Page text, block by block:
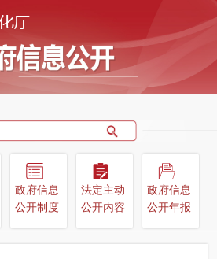
政府信息
公开制度
法定主动
公开内容
政府信息
公开年报